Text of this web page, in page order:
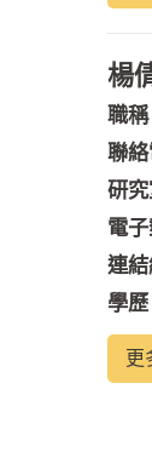
楊
職稱
聯絡
研究
電子
連結
學歷
更